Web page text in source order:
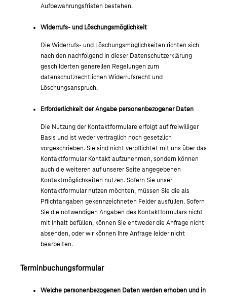
Aufbewahrungsfristen bestehen.
Widerrufs- und Löschungsmöglichkeit
Die Widerrufs- und Löschungsmöglichkeiten richten sich
nach den nachfolgend in dieser Datenschutzerklärung
geschilderten generellen Regelungen zum
datenschutzrechtlichen Widerrufsrecht und
Löschungsanspruch.
Erforderlichkeit der Angabe personenbezogener Daten
Die Nutzung der Kontaktformulare erfolgt auf freiwilliger
Basis und ist weder vertraglich noch gesetzlich
vorgeschrieben. Sie sind nicht verpflichtet mit uns über das
Kontaktformular Kontakt aufzunehmen, sondern können
auch die weiteren auf unserer Seite angegebenen
Kontaktmöglichkeiten nutzen. Sofern Sie unser
Kontaktformular nutzen möchten, müssen Sie die als
Pflichtangaben gekennzeichneten Felder ausfüllen. Sofern
Sie die notwendigen Angaben des Kontaktformulars nicht
mit Inhalt befüllen, können Sie entweder die Anfrage nicht
absenden, oder wir können Ihre Anfrage leider nicht
bearbeiten.
Terminbuchungsformular
Welche personenbezogenen Daten werden erhoben und in